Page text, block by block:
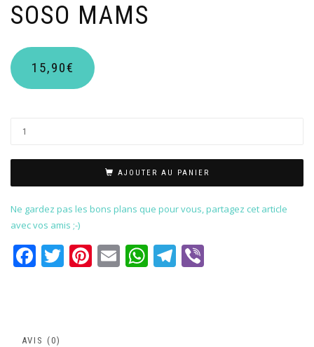
SOSO MAMS
15,90€
AJOUTER AU PANIER
Ne gardez pas les bons plans que pour vous, partagez cet article
avec vos amis ;-)
Facebook
Twitter
Pinterest
EmailWhatsApp
Telegram
AVIS (0)